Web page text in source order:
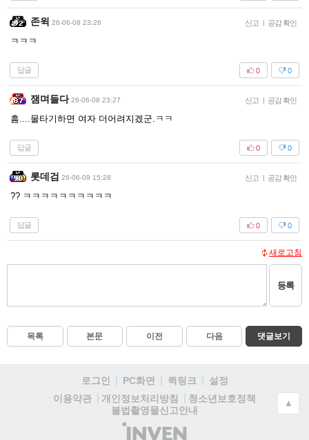
존윅 26-06-08 23:26 신고 | 공감 확인
ㅋㅋㅋ
답글 0
0
잼며들다 26-06-08 23:27 신고 | 공감 확인
흠....물타기하면 여자 더어려지겠군.ㅋㅋ
답글 0
0
롯데검 26-06-09 15:28 신고 | 공감 확인
?? ㅋㅋㅋㅋㅋㅋㅋㅋㅋㅋ
답글 0
0
새로고침
등록
목록 본문 이전 다음 댓글보기
로그인 PC화면 퀵링크
설정
이용약관
개인정보처리방침
청소년보호정책
불법촬영물신고안내
(주)
▲